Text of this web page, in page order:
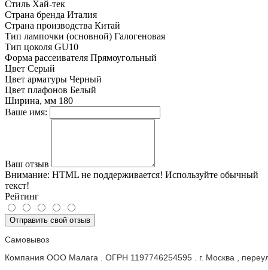
Стиль Хай-тек
Страна бренда Италия
Страна производства Китай
Тип лампочки (основной) Галогеновая
Тип цоколя GU10
Форма рассеивателя Прямоугольный
Цвет Серый
Цвет арматуры Черный
Цвет плафонов Белый
Ширина, мм 180
Ваше имя:
Ваш отзыв
Внимание: HTML не поддерживается! Используйте обычный
текст!
Рейтинг
Отправить свой отзыв
Самовывоз
Компания ООО Малага . ОГРН 1197746254595 . г. Москва ,